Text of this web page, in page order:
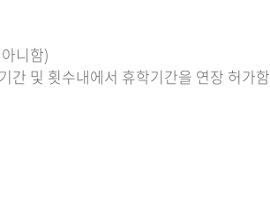
니함)
간 및 횟수내에서 휴학기간을 연장 허가함